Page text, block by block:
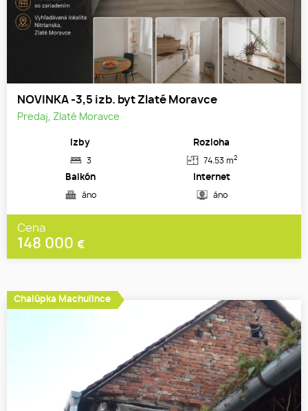
NOVINKA -3,5 izb. byt Zlaté Moravce
Predaj, Zlaté Moravce
Izby
3
Rozloha
74.53 m2
Balkón
áno
Internet
áno
Cena
148 000 €
Chalúpka Machulince